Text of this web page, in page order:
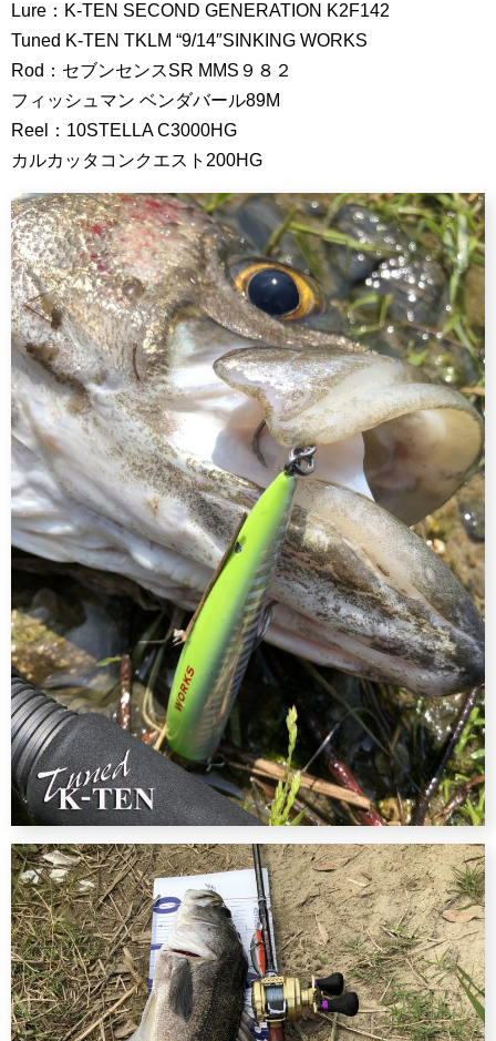
Lure：K-TEN SECOND GENERATION K2F142
Tuned K-TEN TKLM “9/14″SINKING WORKS
Rod：セブンセンスSR MMS９８２
フィッシュマン ベンダバール89M
Reel：10STELLA C3000HG
カルカッタコンクエスト200HG